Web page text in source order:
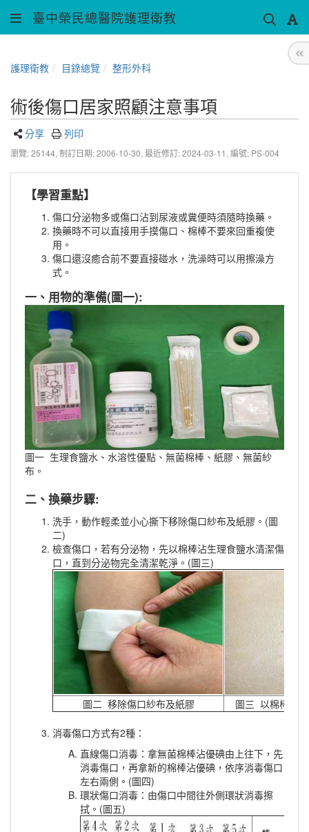
臺中榮民總醫院護理衛教
護理衛教 目錄總覽 整形外科
術後傷口居家照顧注意事項
分享 列印
瀏覽: 25144, 制訂日期: 2006-10-30, 最近修訂: 2024-03-11 , 編號: PS-004
【學習重點】
傷口分泌物多或傷口沾到尿液或糞便時須隨時換藥。
換藥時不可以直接用手摸傷口、棉棒不要來回重複使
用。
傷口還沒癒合前不要直接碰水，洗澡時可以用擦澡方
式。
一、用物的準備(圖一):
圖一 生理食鹽水、水溶性優點、無菌棉棒、紙膠、無菌紗
布。
二、換藥步驟:
洗手，動作輕柔並小心撕下移除傷口紗布及紙膠。(圖
二)
檢查傷口，若有分泌物，先以棉棒沾生理食鹽水清潔傷
口，直到分泌物完全清潔乾淨。(圖三)
圖二 移除傷口紗布及紙膠 圖三 以棉棒沾
消毒傷口方式有2種：
直線傷口消毒：拿無菌棉棒沾優碘由上往下，先
消毒傷口，再拿新的棉棒沾優碘，依序消毒傷口
左右兩側。(圖四)
環狀傷口消毒：由傷口中間往外側環狀消毒擦
拭。(圖五)